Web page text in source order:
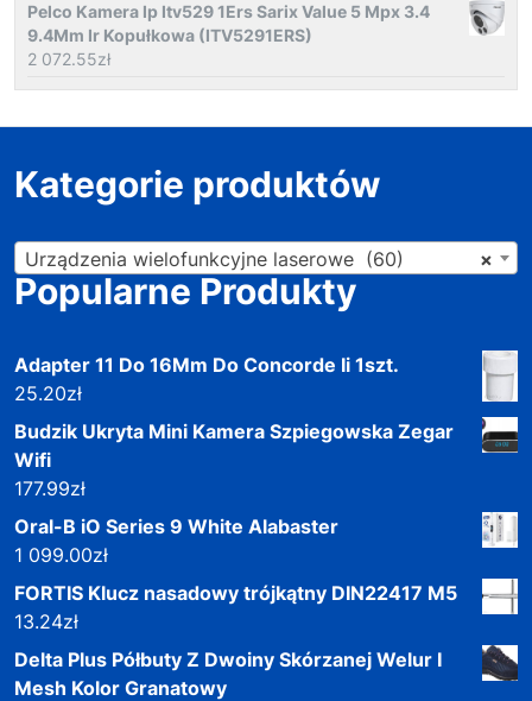
Pelco Kamera Ip Itv529 1Ers Sarix Value 5 Mpx 3.4
9.4Mm Ir Kopułkowa (ITV5291ERS)
2 072.55zł
Kategorie produktów
×
Urządzenia wielofunkcyjne laserowe (60)
Popularne Produkty
Adapter 11 Do 16Mm Do Concorde Ii 1szt.
25.20zł
Budzik Ukryta Mini Kamera Szpiegowska Zegar
Wifi
177.99zł
Oral-B iO Series 9 White Alabaster
1 099.00zł
FORTIS Klucz nasadowy trójkątny DIN22417 M5
13.24zł
Delta Plus Półbuty Z Dwoiny Skórzanej Welur I
Mesh Kolor Granatowy